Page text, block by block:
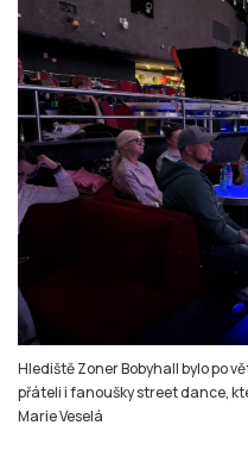
Hlediště Zoner Bobyhall bylo po
přáteli i fanoušky street dance,
Marie Veselá